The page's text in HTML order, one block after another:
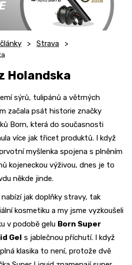
Strava
Holandska
sýrů, tulipánů a větrných
začala psát historie značky
Born, která do současnosti
více jak třicet produktů. I když
myšlenka spojena s plněním
kojeneckou výživou, dnes je to
někde jinde.
nabízí jak doplňky stravy, tak
kosmetiku a my jsme vyzkoušeli
v podobě gelu Born Super
Gel s jablečnou příchutí. I když
klasika to není, protože dvě